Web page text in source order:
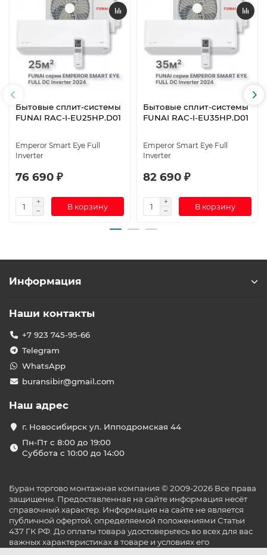
Бытовые сплит-системы
FUNAI RAC-I-EU25HP.D01
Emperor Smart Eye Full
Inverter
76 690 ₽
В корзину
Бытовые сплит-системы
FUNAI RAC-I-EU35HP.D01
Emperor Smart Eye Full
Inverter
82 690 ₽
В корзину
Информация
Наши контакты
+7 923 745-95-66
Telegram
WhatsApp
buransibir@gmail.com
Наш адрес
г. Новосибирск ул. Ипподромская 44
Пн-Пт с 8:00 до 19:00
Суббота с 10:00 до 14:00
Буран торгово монтажная компания © 2009-2026 Все права
защищены. Предоставленная на сайте информация несёт
справочный характер. Информация на сайте не является
публичной офертой, определяемой положениями Статьи
437 ГК РФ. До оплаты товара удостоверьтесь во всех для вас
важных характеристиках в товаре и условиях его